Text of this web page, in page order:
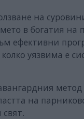
на
в богатия на
ефективни
уязвима е
метод
на